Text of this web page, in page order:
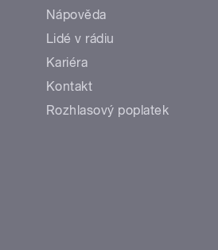
Nápověda
Lidé v rádiu
Kariéra
Kontakt
Rozhlasový poplatek